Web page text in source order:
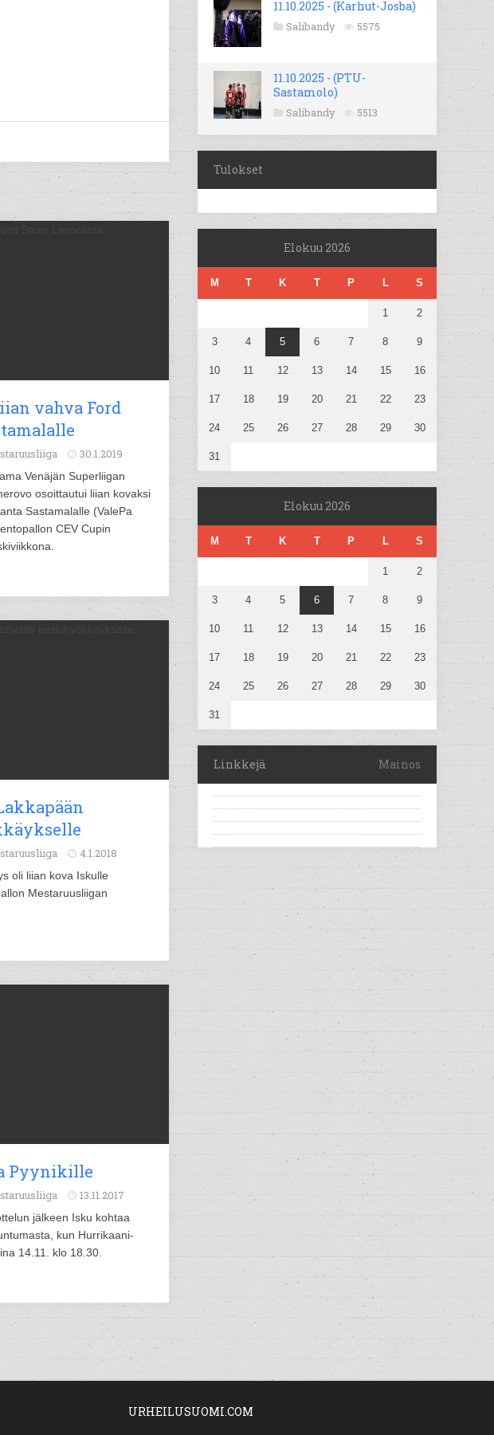
vahva Ford
30.1.2019
Venäjän Superliigan
osoittautui liian kovaksi
Sastamalalle (ValePa
CEV Cupin
4.1.2018
oli liian kova Iskulle
Mestaruusliigan
Pyynikille
13.11.2017
jälkeen Isku kohtaa
kun Hurrikaani-
14.11. klo 18.30.
11.10.2025 - (Karhut-Josba)
Salibandy 5575
11.10.2025 - (PTU-
Sastamolo)
Salibandy 5513
Tulokset
Elokuu 2026
M T K T P L S
1 2
3 4 5 6 7 8 9
10 11 12 13 14 15 16
17 18 19 20 21 22 23
24 25 26 27 28 29 30
31
Elokuu 2026
M T K T P L S
1 2
3 4 5 6 7 8 9
10 11 12 13 14 15 16
17 18 19 20 21 22 23
24 25 26 27 28 29 30
31
Linkkejä Mainos
URHEILUSUOMI.COM